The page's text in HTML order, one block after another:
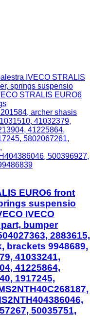
IVECO STRALIS
springs suspensio
STRALIS EURO6
archer shasis
41032379,
41225864,
5802067261,
500396927,
EURO6 front
suspensio
IVECO
bumper
2883615,
brackets 9948689,
41033241,
41225864,
1917245,
50035751,